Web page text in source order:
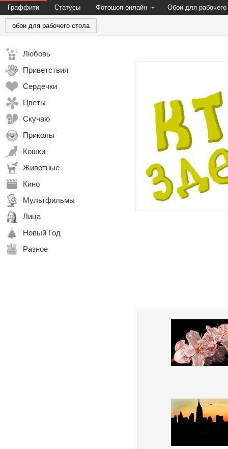
Граффити Статусы Фотошоп онлайн Обои для рабочего
обои для рабочего стола
Любовь
Приветствия
Сердечки
Цветы
Скучаю
Приколы
Кошки
Животные
Кино
Мультфильмы
Лица
Новый Год
Разное